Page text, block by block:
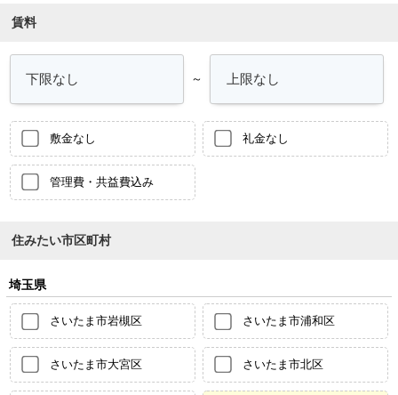
賃料
～
敷金なし 礼金なし
管理費・共益費込み
住みたい市区町村
埼玉県
さいたま市岩槻区 さいたま市浦和区
さいたま市大宮区 さいたま市北区